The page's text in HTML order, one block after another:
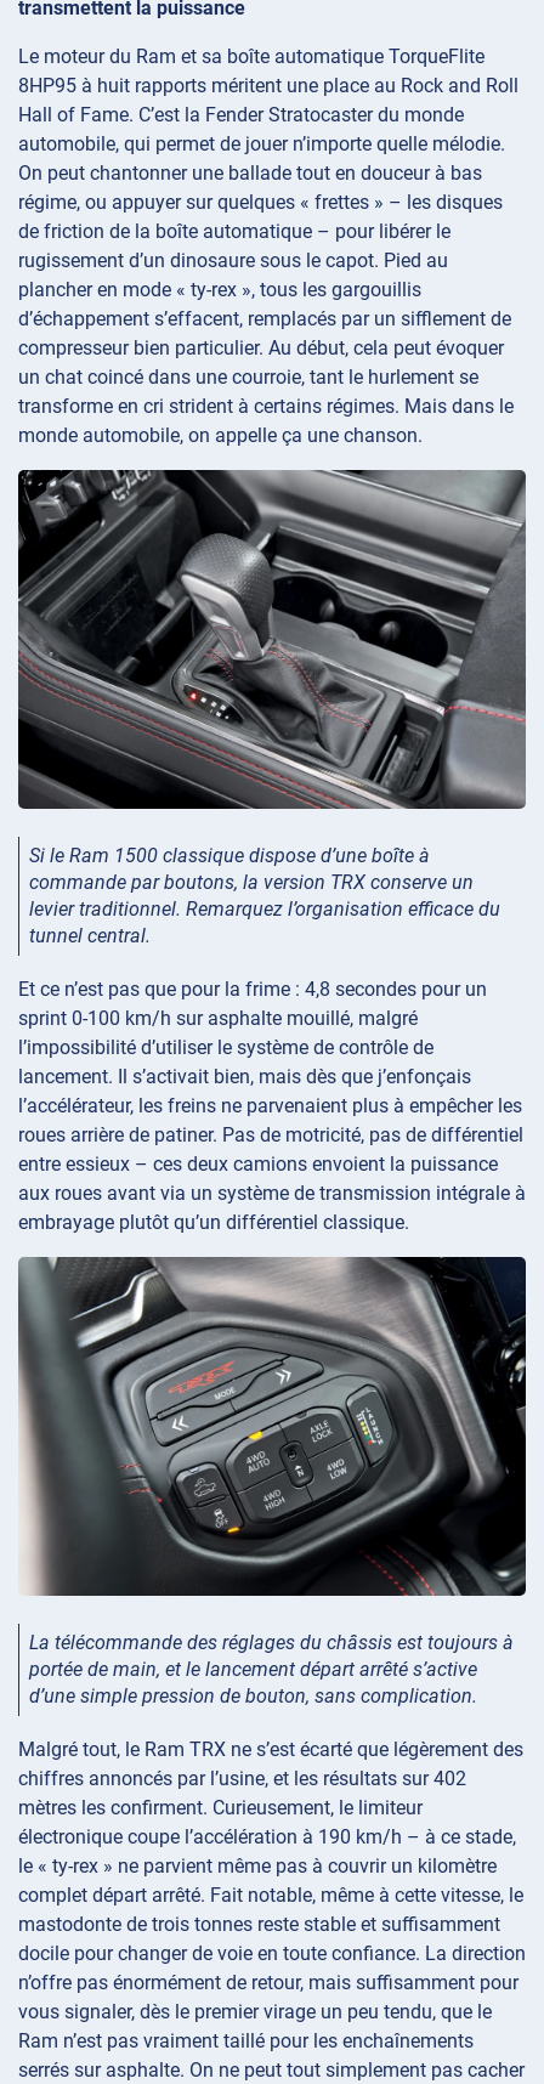
transmettent la puissance
Le moteur du Ram et sa boîte automatique TorqueFlite
8HP95 à huit rapports méritent une place au Rock and Roll
Hall of Fame. C’est la Fender Stratocaster du monde
automobile, qui permet de jouer n’importe quelle mélodie.
On peut chantonner une ballade tout en douceur à bas
régime, ou appuyer sur quelques « frettes » – les disques
de friction de la boîte automatique – pour libérer le
rugissement d’un dinosaure sous le capot. Pied au
plancher en mode « ty-rex », tous les gargouillis
d’échappement s’effacent, remplacés par un sifflement de
compresseur bien particulier. Au début, cela peut évoquer
un chat coincé dans une courroie, tant le hurlement se
transforme en cri strident à certains régimes. Mais dans le
monde automobile, on appelle ça une chanson.
Si le Ram 1500 classique dispose d’une boîte à
commande par boutons, la version TRX conserve un
levier traditionnel. Remarquez l’organisation efficace du
tunnel central.
Et ce n’est pas que pour la frime : 4,8 secondes pour un
sprint 0-100 km/h sur asphalte mouillé, malgré
l’impossibilité d’utiliser le système de contrôle de
lancement. Il s’activait bien, mais dès que j’enfonçais
l’accélérateur, les freins ne parvenaient plus à empêcher les
roues arrière de patiner. Pas de motricité, pas de différentiel
entre essieux – ces deux camions envoient la puissance
aux roues avant via un système de transmission intégrale à
embrayage plutôt qu’un différentiel classique.
La télécommande des réglages du châssis est toujours à
portée de main, et le lancement départ arrêté s’active
d’une simple pression de bouton, sans complication.
Malgré tout, le Ram TRX ne s’est écarté que légèrement des
chiffres annoncés par l’usine, et les résultats sur 402
mètres les confirment. Curieusement, le limiteur
électronique coupe l’accélération à 190 km/h – à ce stade,
le « ty-rex » ne parvient même pas à couvrir un kilomètre
complet départ arrêté. Fait notable, même à cette vitesse, le
mastodonte de trois tonnes reste stable et suffisamment
docile pour changer de voie en toute confiance. La direction
n’offre pas énormément de retour, mais suffisamment pour
vous signaler, dès le premier virage un peu tendu, que le
Ram n’est pas vraiment taillé pour les enchaînements
serrés sur asphalte. On ne peut tout simplement pas cacher